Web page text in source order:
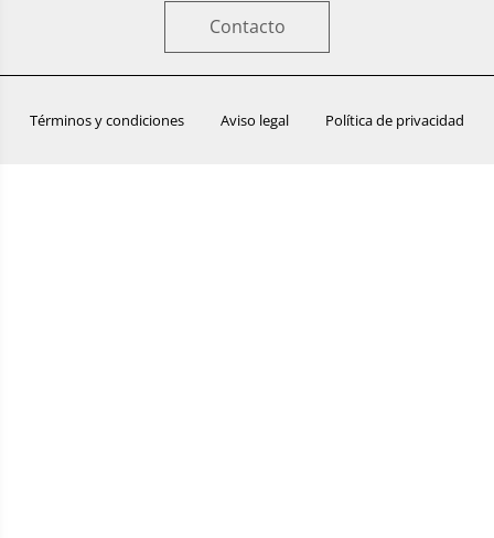
Contacto
Términos y condiciones Aviso legal Política de privacidad